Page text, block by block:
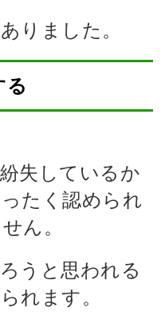
りました。
失しているか
たく認められ
ん。
うと思われる
れます。